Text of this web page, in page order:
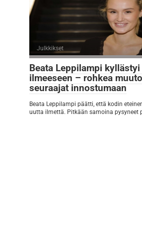
Julkkikset
Beata Leppilampi
ilmeeseen – rohkea
seuraajat innostumaan
Beata Leppilampi päätti, että kodin
uutta ilmettä. Pitkään samoina pysyneet